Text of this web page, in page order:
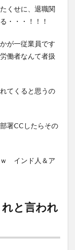
くせに、退職関
・・・！！！
が一従業員です
働者なんて者扱
てくると思うの
署CCしたらその
ｗ インド人＆ア
と言われ